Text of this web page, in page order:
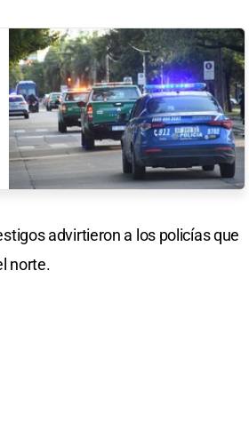
advirtieron a los policías que
norte.